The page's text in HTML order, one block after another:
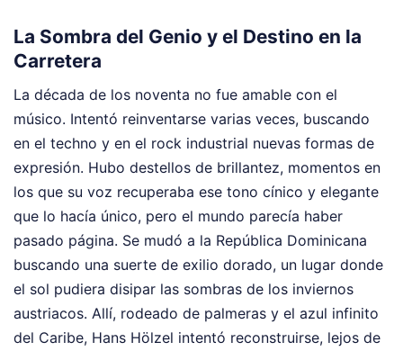
La Sombra del Genio y el Destino en la
Carretera
La década de los noventa no fue amable con el
músico. Intentó reinventarse varias veces, buscando
en el techno y en el rock industrial nuevas formas de
expresión. Hubo destellos de brillantez, momentos en
los que su voz recuperaba ese tono cínico y elegante
que lo hacía único, pero el mundo parecía haber
pasado página. Se mudó a la República Dominicana
buscando una suerte de exilio dorado, un lugar donde
el sol pudiera disipar las sombras de los inviernos
austriacos. Allí, rodeado de palmeras y el azul infinito
del Caribe, Hans Hölzel intentó reconstruirse, lejos de